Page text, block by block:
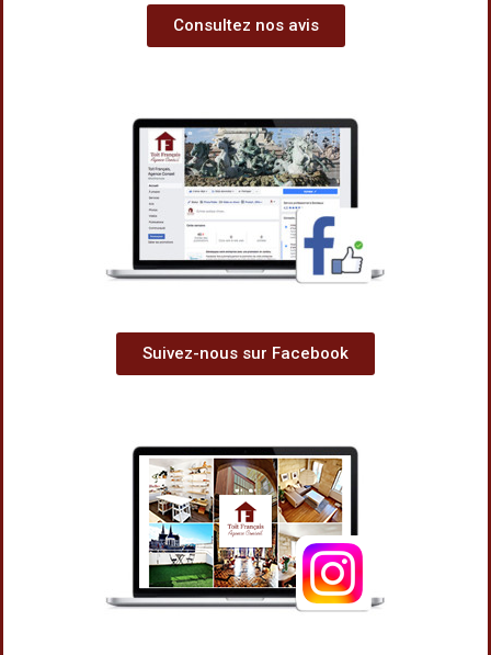
Consultez nos avis
Suivez-nous sur Facebook